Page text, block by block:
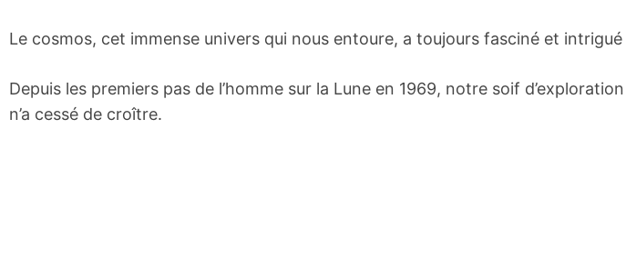
Le cosmos, cet immense univers qui nous entoure, a toujours fasciné et intrigué
Depuis les premiers pas de l’homme sur la Lune en 1969, notre soif
n’a cessé de croître.